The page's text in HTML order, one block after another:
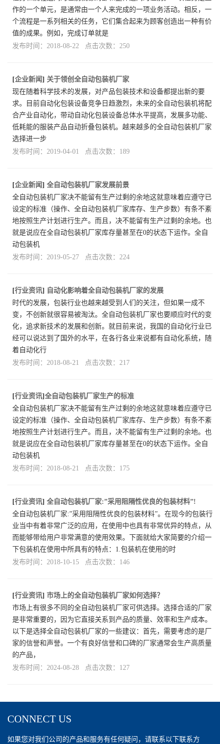
作的一个单元，是通常由一个人来完成的一项业务活动。相反，一
个流程是一系列相关的任务，它们集合起来为顾客创造出一种有价
值的成果。例如，完成订单就是
发布时间：2018-08-22 点击次数：250
[企业新闻] 关于领创全自动包装机厂家
现在随着科学技术的发展，对产品包装技术和设备都提出新的要
求。目前自动化包装设备竞争日趋激烈，未来的全自动包装机将配
合产业自动化，带动自动化包装设备总体水平提高，发展多功能、
低耗能的服装产品自动折叠包装机。越来越多的全自动包装机厂家
选择进一步
发布时间：2019-04-01 点击次数：189
[企业新闻] 全自动包装机厂家发展前景
全自动包装机厂家决不能留有生产过剩的余地这就意味着应遵守已
设定的标准（操作、全自动包装机厂家库存、生产步数）有条不紊
地按照生产计划进行生产。而且，决不能留有生产过剩的余地。也
就是说应在全自动包装机厂家库存量甚至在0的状态下运作。全自
动包装机
发布时间：2019-05-27 点击次数：224
[行业资讯]
自动化影响着全自动包装机厂家的发展
时代的发展，包装行业也越来越受到人们的关注，但如果一成不
变，不创新就很容易被淘汰。全自动包装机厂家也要顺应时代的变
化，追求新技术的发展和创新。就目前来说，我国的自动化行业已
经可以说达到了国外的水平，在各行各业来说都有自动化系统，随
着自动化行
发布时间：2018-08-21 点击次数：217
[行业资讯] ​全自动包装机厂家生产的标准
全自动包装机厂家决不能留有生产过剩的余地这就意味着应遵守已
设定的标准（操作、全自动包装机厂家库存、生产步数）有条不紊
地按照生产计划进行生产。而且，决不能留有生产过剩的余地。也
就是说应在全自动包装机厂家库存量甚至在0的状态下运作。全自
动包装机
发布时间：2018-08-21 点击次数：175
[行业资讯] 全自动包装机厂家:”采用阻隔性优良的包装材料”!
全自动包装机厂家:”采用阻隔性优良的包装材料”。在现今的包装行
业当中有着非常广泛的应用，在使用中也具有非常优异的特点，从
而能够带给用户非常满意的使用效果。下面就给大家简要的介绍一
下包装机在使用中所具有的特点：1.包装机在使用的时
发布时间：2018-10-15 点击次数：146
[行业资讯] 市场上的全自动包装机厂家如何选择？
市场上有很多不同的全自动包装机厂家可供选择。选择合适的厂家
是非常重要的，因为它直接关系到产品的质量、效率和生产成本。
以下是选择全自动包装机厂家的一些建议：首先，需要考虑的是厂
家的信誉和声誉。一个有良好信誉和口碑的厂家通常会生产高质量
的产品，
发布时间：2024-08-28 点击次数：127
CONNECT US
如果您对我们公司的产品和服务有任何疑问，请联系以下联系方